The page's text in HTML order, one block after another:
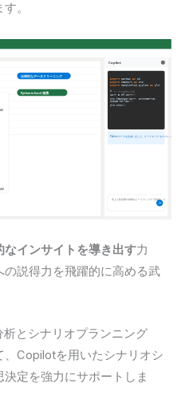
。
インサイトを導き出す力
説得力を飛躍的に高める武
とシナリオプランニング
Copilotを用いたシナリオシ
定を強力にサポートしま